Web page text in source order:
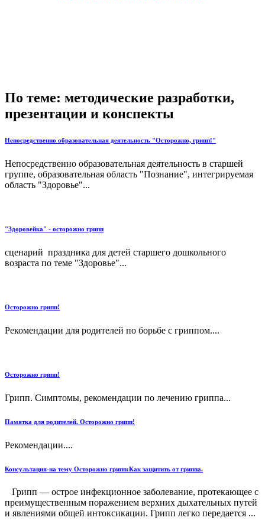
По теме: методические разработки,
презентации и конспекты
Непосредственно образовательная деятельность "Осторожно, грипп!"
Непосредственно образовательная деятельность в старшей
группе, образовательная область "Познание", интегрируемая
область "Здоровье"...
"Здоровейка" - осторожно грипп
сценарий праздника для детей старшего дошкольного
возраста по теме "Здоровье"...
Осторожно грипп!
Рекомендации для родителей по борьбе с гриппом....
Осторожно грипп!
Грипп. Симптомы, рекомендации по лечению гриппа...
Памятка для родителей. Осторожно грипп!
Рекомендации....
Консультация-на тему Осторожно грипп:Как защитить от гриппа.
Грипп — острое инфекционное заболевание, протекающее с
преимущественным поражением верхних дыхательных путей
и явлениями общей интоксикации. Грипп легко передается ...